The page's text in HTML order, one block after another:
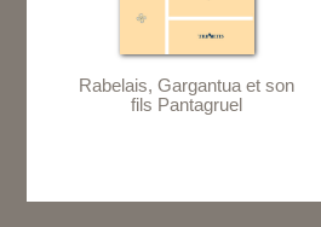
Rabelais, Gargantua et son
fils Pantagruel